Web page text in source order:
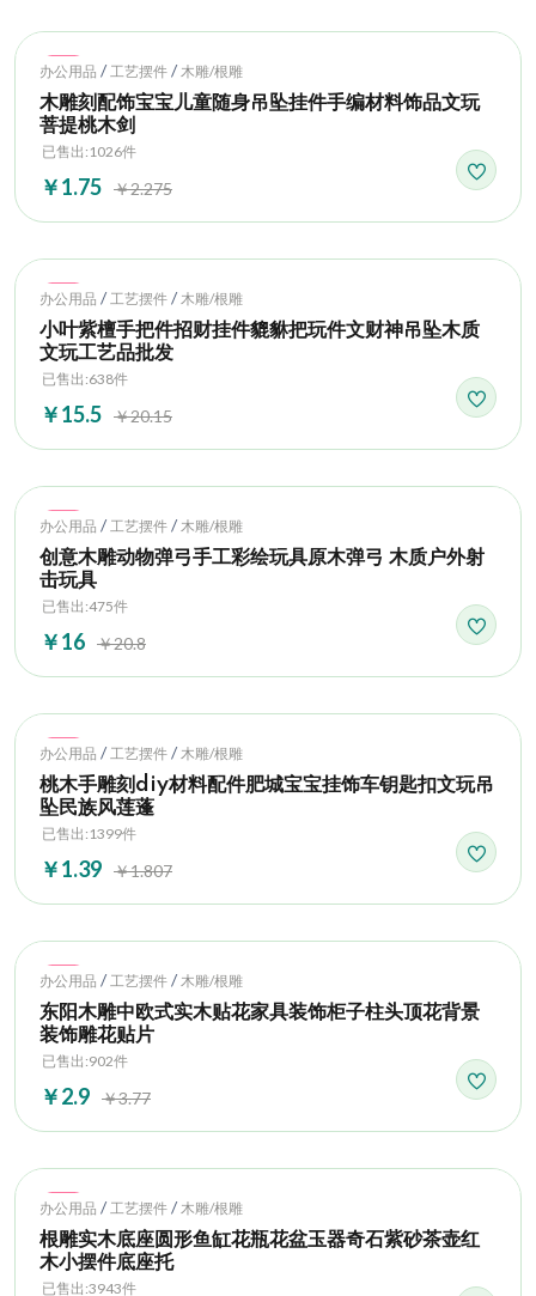
Hot
办公用品 / 工艺摆件 / 木雕/根雕
木雕刻配饰宝宝儿童随身吊坠挂件手编材料饰品文玩
菩提桃木剑
已售出:1026件
￥1.75 ￥2.275
Hot
办公用品 / 工艺摆件 / 木雕/根雕
小叶紫檀手把件招财挂件貔貅把玩件文财神吊坠木质
文玩工艺品批发
已售出:638件
￥15.5 ￥20.15
Hot
办公用品 / 工艺摆件 / 木雕/根雕
创意木雕动物弹弓手工彩绘玩具原木弹弓 木质户外射
击玩具
已售出:475件
￥16 ￥20.8
Hot
办公用品 / 工艺摆件 / 木雕/根雕
桃木手雕刻diy材料配件肥城宝宝挂饰车钥匙扣文玩吊
坠民族风莲蓬
已售出:1399件
￥1.39 ￥1.807
Hot
办公用品 / 工艺摆件 / 木雕/根雕
东阳木雕中欧式实木贴花家具装饰柜子柱头顶花背景
装饰雕花贴片
已售出:902件
￥2.9 ￥3.77
Hot
办公用品 / 工艺摆件 / 木雕/根雕
根雕实木底座圆形鱼缸花瓶花盆玉器奇石紫砂茶壶红
木小摆件底座托
已售出:3943件